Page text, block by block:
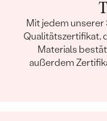
Mit jedem unserer
Qualitätszertifikat,
Materials
außerdem